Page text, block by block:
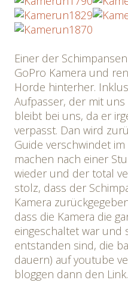
Einer der
GoPro Kamera und
Horde hinterher.
Aufpasser, der mit
bleibt bei uns, da er
verpasst. Dan wird
Guide verschwindet
machen nach einer
wieder und der total
stolz, dass der
Kamera
dass die Kamera die
eingeschaltet war und
entstanden sind, die
dauern) auf youtube
bloggen dann den Link.